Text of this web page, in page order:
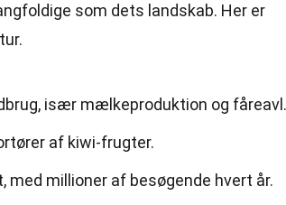
som dets landskab. Her er
især mælkeproduktion og fåreavl.
af kiwi-frugter.
millioner af besøgende hvert år.